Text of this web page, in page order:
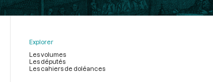
Explorer
Les volumes
Les députés
Les cahiers de doléances